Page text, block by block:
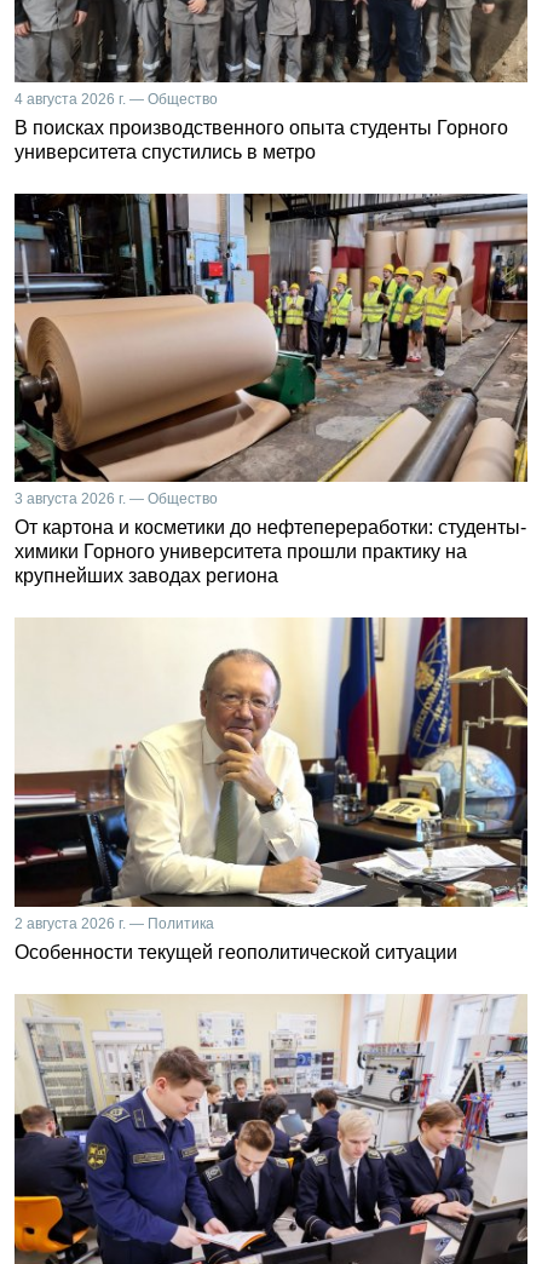
4 августа 2026 г. — Общество
В поисках производственного опыта студенты Горного
университета спустились в метро
3 августа 2026 г. — Общество
От картона и косметики до нефтепереработки: студенты-
химики Горного университета прошли практику на
крупнейших заводах региона
2 августа 2026 г. — Политика
Особенности текущей геополитической ситуации